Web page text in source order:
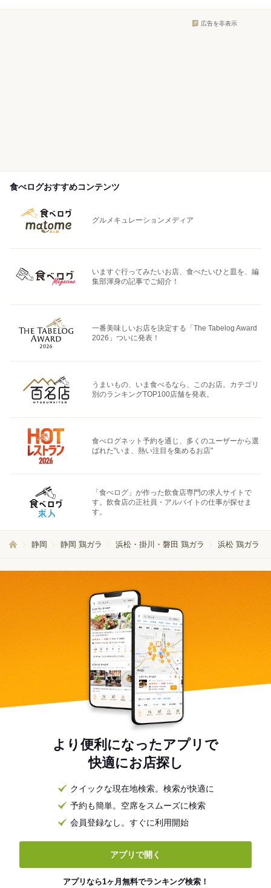
広告を非表示
食べログおすすめコンテンツ
グルメキュレーションメディア
いますぐ行ってみたいお店、食べたいひと皿を、編
集部渾身の記事でご紹介！
一番美味しいお店を決定する「The Tabelog Award
2026」ついに発表！
うまいもの、いま食べるなら、このお店。カテゴリ
別のランキングTOP100店舗を発表。
食べログネット予約を通じ、多くのユーザーから選
ばれた"いま、熱い注目を集めるお店"
「食べログ」が作った飲食店専門の求人サイトで
す。飲食店の正社員・アルバイトの仕事が探せま
す。
静岡 静岡 鶏ガラ 浜松・掛川・磐田 鶏ガラ 浜松 鶏ガラ
より便利になったアプリで
快適にお店探し
クイックな現在地検索。検索が快適に
予約も簡単。空席をスムーズに検索
会員登録なし。すぐに利用開始
アプリで開く
アプリなら1ヶ月無料でランキング検索！